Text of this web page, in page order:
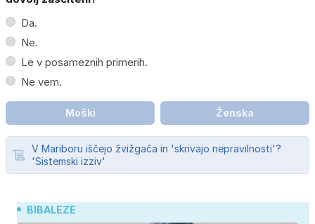
Da.
Ne.
Le v posameznih primerih.
Ne vem.
Moški Ženska
V Mariboru iščejo žvižgača in 'skrivajo nepravilnosti'?
'Sistemski izziv'
BIBALEZE